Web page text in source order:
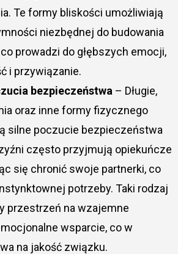
Te formy bliskości umożliwiają
niezbędnej do budowania
prowadzi do głębszych emocji,
i przywiązanie.
bezpieczeństwa – Długie,
oraz inne formy fizycznego
silne poczucie bezpieczeństwa
często przyjmują opiekuńcze
się chronić swoje partnerki, co
potrzeby. Taki rodzaj
przestrzeń na wzajemne
wsparcie, co w
na jakość związku.